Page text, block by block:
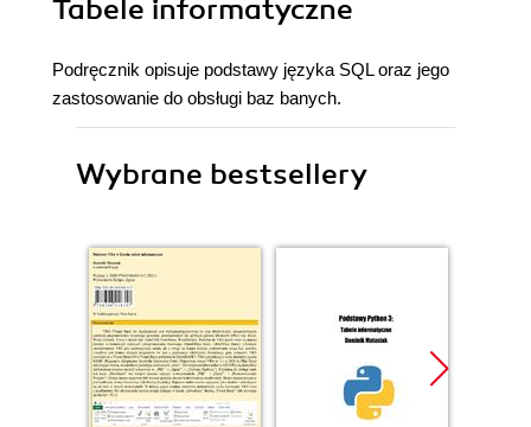
Tabele informatyczne
Podręcznik opisuje podstawy języka SQL oraz jego
zastosowanie do obsługi baz banych.
Wybrane bestsellery